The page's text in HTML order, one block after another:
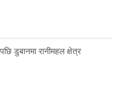
डुबानमा रानीमहल क्षेत्र